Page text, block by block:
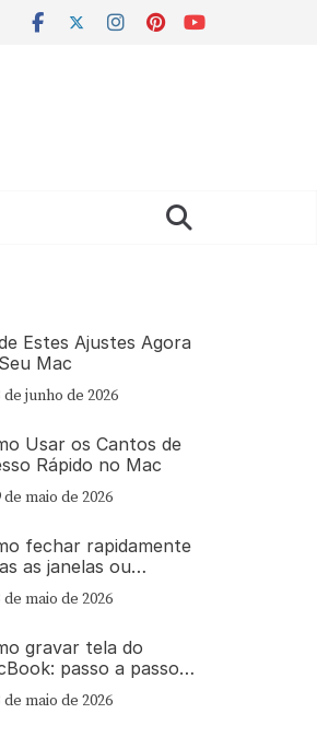
Estes Ajustes Agora
Mac
de junho de 2026
Usar os Cantos de
Rápido no Mac
de maio de 2026
fechar rapidamente
as janelas ou
abertos no Mac
de maio de 2026
gravar tela do
passo a passo
de maio de 2026